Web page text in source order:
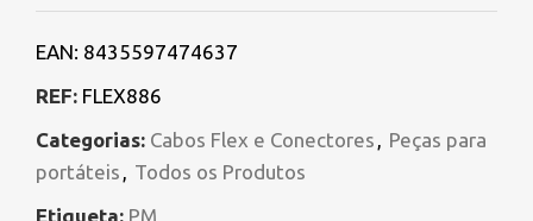
EAN: 8435597474637
REF: FLEX886
Categorias: Cabos Flex e Conectores , Peças para
portáteis , Todos os Produtos
Etiqueta: PM